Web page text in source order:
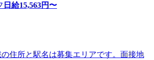
日給15,563円〜
住所と駅名は募集エリアです。面接地